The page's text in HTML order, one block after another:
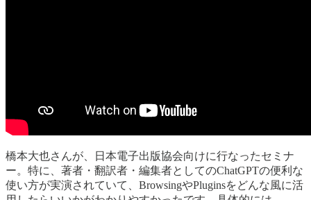
橋本大也さんが、日本電子出版協会向けに行なったセミナ
ー。特に、著者・翻訳者・編集者としてのChatGPTの便利な
使い方が実演されていて、BrowsingやPluginsをどんな風に活